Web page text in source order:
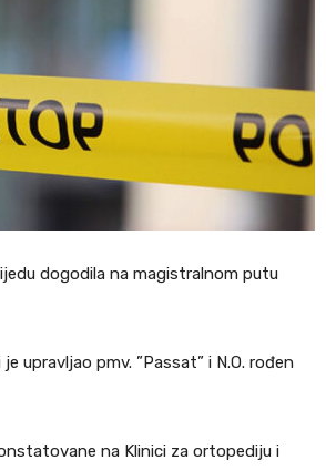
dogodila na magistralnom putu
upravljao pmv. ”Passat” i N.O. rođen
na Klinici za ortopediju i